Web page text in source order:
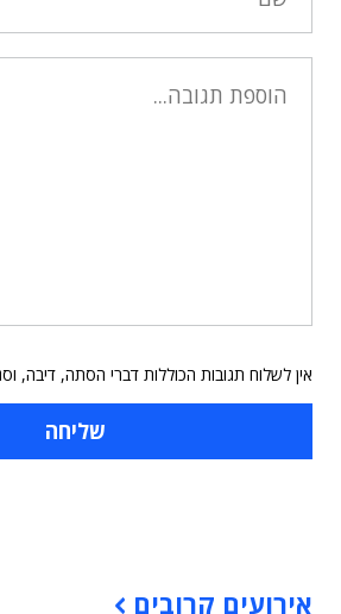
אין לשלוח תגובות הכוללות דברי הסתה, דיבה,
אירועים קרובים